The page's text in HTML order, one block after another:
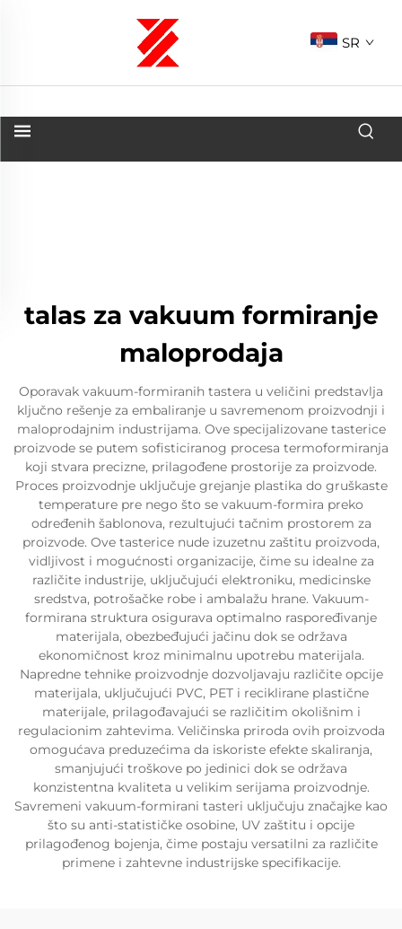
SR
talas za vakuum formiranje
maloprodaja
Oporavak vakuum-formiranih tastera u veličini predstavlja
ključno rešenje za embaliranje u savremenom proizvodnji i
maloprodajnim industrijama. Ove specijalizovane tasterice
proizvode se putem sofisticiranog procesa termoformiranja
koji stvara precizne, prilagođene prostorije za proizvode.
Proces proizvodnje uključuje grejanje plastika do gruškaste
temperature pre nego što se vakuum-formira preko
određenih šablonova, rezultujući tačnim prostorem za
proizvode. Ove tasterice nude izuzetnu zaštitu proizvoda,
vidljivost i mogućnosti organizacije, čime su idealne za
različite industrije, uključujući elektroniku, medicinske
sredstva, potrošačke robe i ambalažu hrane. Vakuum-
formirana struktura osigurava optimalno raspoređivanje
materijala, obezbeđujući jačinu dok se održava
ekonomičnost kroz minimalnu upotrebu materijala.
Napredne tehnike proizvodnje dozvoljavaju različite opcije
materijala, uključujući PVC, PET i reciklirane plastične
materijale, prilagođavajući se različitim okolišnim i
regulacionim zahtevima. Veličinska priroda ovih proizvoda
omogućava preduzećima da iskoriste efekte skaliranja,
smanjujući troškove po jedinici dok se održava
konzistentna kvaliteta u velikim serijama proizvodnje.
Savremeni vakuum-formirani tasteri uključuju značajke kao
što su anti-statističke osobine, UV zaštitu i opcije
prilagođenog bojenja, čime postaju versatilni za različite
primene i zahtevne industrijske specifikacije.